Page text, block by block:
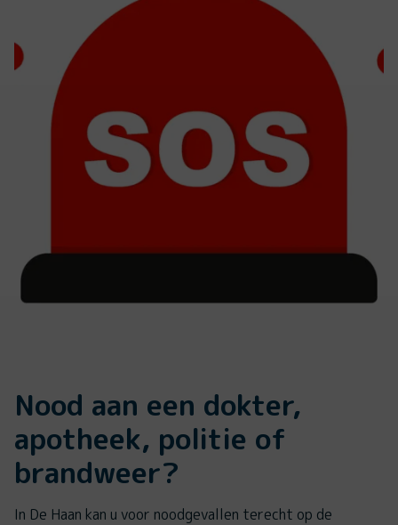
Nood aan een dokter,
apotheek, politie of
brandweer?
In De Haan kan u voor noodgevallen terecht op de